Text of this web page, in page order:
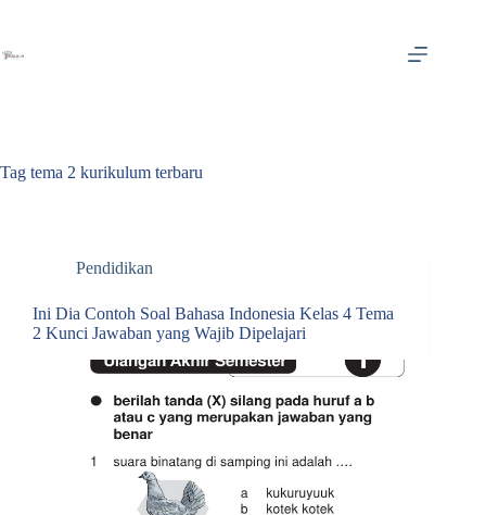
content
Tag tema 2 kurikulum terbaru
Pendidikan
Ini Dia Contoh Soal Bahasa Indonesia Kelas 4 Tema
2 Kunci Jawaban yang Wajib Dipelajari